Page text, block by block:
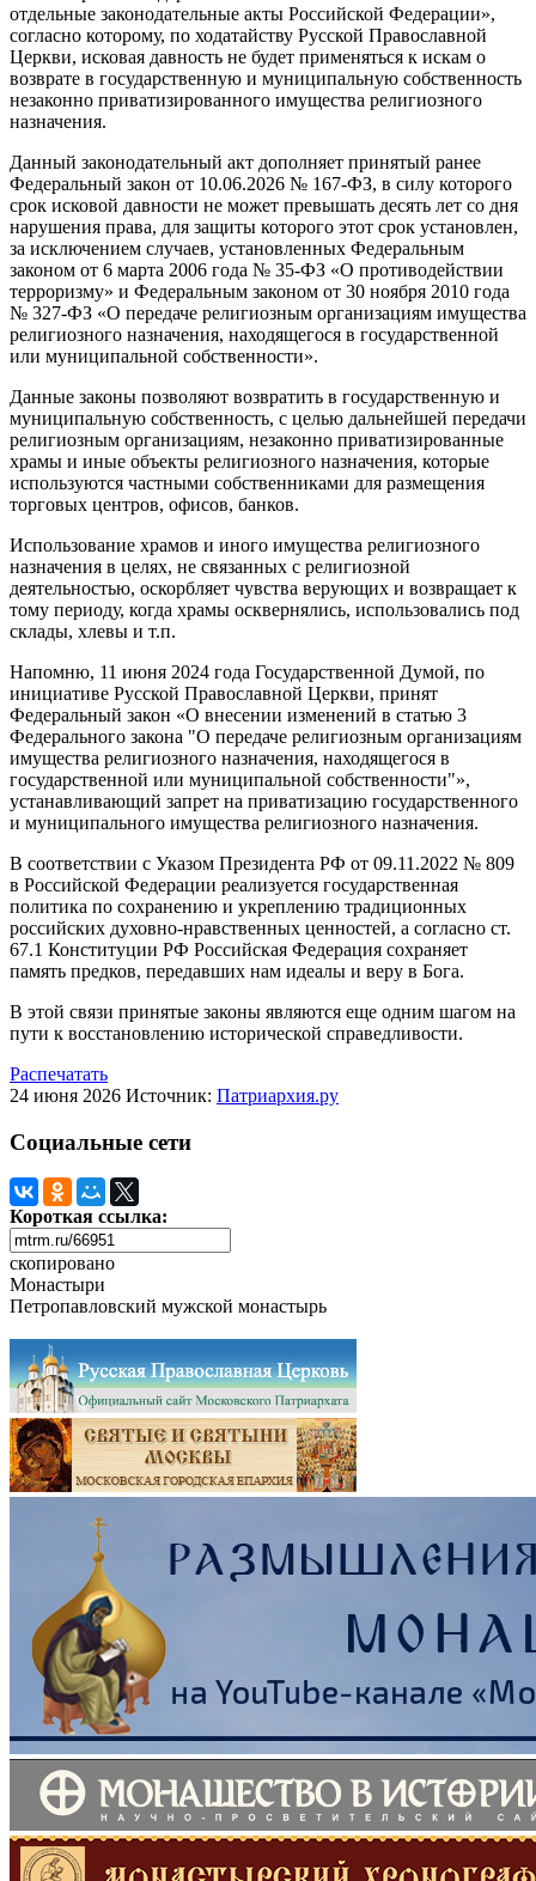
отдельные законодательные акты Российской Федерации»,
согласно которому, по ходатайству Русской Православной
Церкви, исковая давность не будет применяться к искам о
возврате в государственную и муниципальную собственность
незаконно приватизированного имущества религиозного
назначения.
Данный законодательный акт дополняет принятый ранее
Федеральный закон от 10.06.2026 № 167-ФЗ, в силу которого
срок исковой давности не может превышать десять лет со дня
нарушения права, для защиты которого этот срок установлен,
за исключением случаев, установленных Федеральным
законом от 6 марта 2006 года № 35-ФЗ «О противодействии
терроризму» и Федеральным законом от 30 ноября 2010 года
№ 327-ФЗ «О передаче религиозным организациям имущества
религиозного назначения, находящегося в государственной
или муниципальной собственности».
Данные законы позволяют возвратить в государственную и
муниципальную собственность, с целью дальнейшей передачи
религиозным организациям, незаконно приватизированные
храмы и иные объекты религиозного назначения, которые
используются частными собственниками для размещения
торговых центров, офисов, банков.
Использование храмов и иного имущества религиозного
назначения в целях, не связанных с религиозной
деятельностью, оскорбляет чувства верующих и возвращает к
тому периоду, когда храмы осквернялись, использовались под
склады, хлевы и т.п.
Напомню, 11 июня 2024 года Государственной Думой, по
инициативе Русской Православной Церкви, принят
Федеральный закон «О внесении изменений в статью 3
Федерального закона "О передаче религиозным организациям
имущества религиозного назначения, находящегося в
государственной или муниципальной собственности"»,
устанавливающий запрет на приватизацию государственного
и муниципального имущества религиозного назначения.
В соответствии с Указом Президента РФ от 09.11.2022 № 809
в Российской Федерации реализуется государственная
политика по сохранению и укреплению традиционных
российских духовно-нравственных ценностей, а согласно ст.
67.1 Конституции РФ Российская Федерация сохраняет
память предков, передавших нам идеалы и веру в Бога.
В этой связи принятые законы являются еще одним шагом на
пути к восстановлению исторической справедливости.
Распечатать
24 июня 2026 Источник: Патриархия.ру
Социальные сети
Короткая ссылка:
скопировано
Монастыри
Петропавловский мужской монастырь